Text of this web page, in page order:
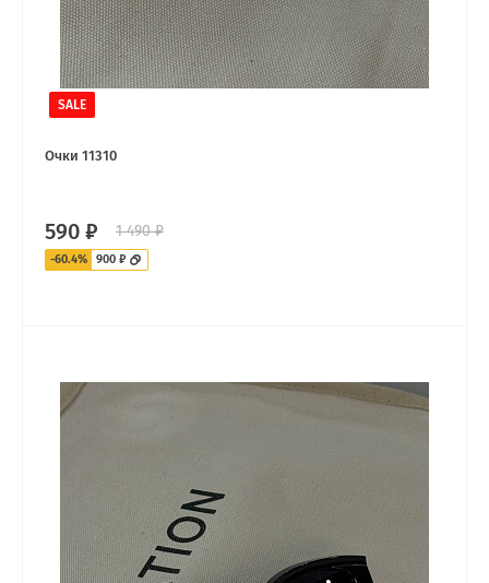
SALE
Очки 11310
590 ₽ 1 490 ₽
-60.4% 900 ₽